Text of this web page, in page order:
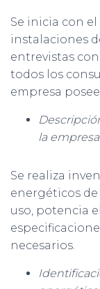
Se inicia con
instalaciones
entrevistas
todos los
empresa
la empresa
Se realiza
energéticos
uso, potencia
necesarios.